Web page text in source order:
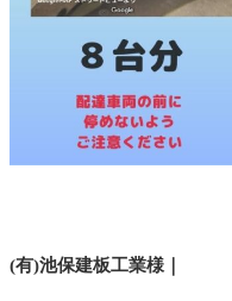
(有)池保建板工業様｜